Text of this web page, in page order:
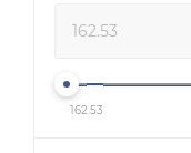
162.53